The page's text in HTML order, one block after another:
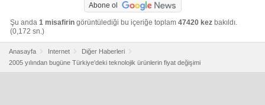
Abone ol
Şu anda 1 misafirin görüntülediği bu içeriğe toplam 47420 kez bakıldı.
(0,172 sn.)
Anasayfa Internet
Diğer Haberleri
2005 yılından bugüne Türkiye'deki teknolojik ürünlerin fiyat değişimi